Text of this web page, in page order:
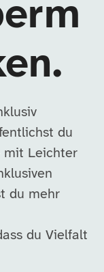
du
mit Leichter
du mehr
du Vielfalt